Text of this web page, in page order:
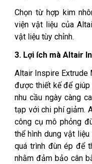
Chọn từ hợp kim
viện vật liệu của
vật liệu tùy chỉnh.
3. Lợi ích mà Altair
Altair Inspire Extrude
được thiết kế để
nhu cầu ngày càng
tạp với chi phí giảm.
công cụ mô phỏng
thể hình dung vật
quá trình đùn ép để
nhằm đảm bảo cân